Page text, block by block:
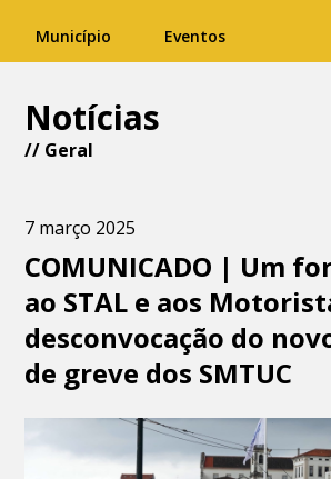
Município Eventos
Notícias
// Geral
7 março 2025
COMUNICADO | Um
ao STAL e aos
desconvocação do
de greve dos SMTUC